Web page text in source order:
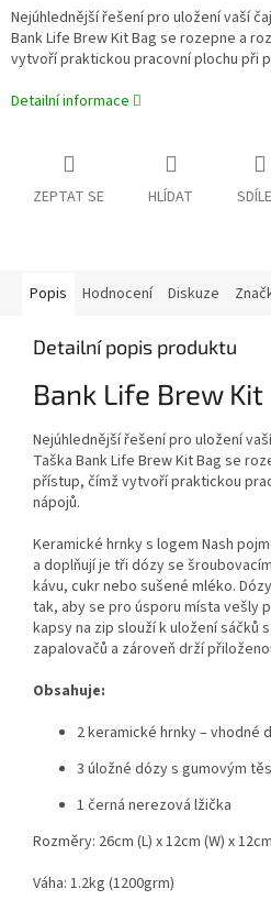
Nejúhlednější řešení pro uložení vaší
Bank Life Brew Kit Bag se rozepne a
vytvoří praktickou pracovní plochu při
Detailní informace
ZEPTAT SE HLÍDAT
Popis Hodnocení Diskuze
Detailní popis produktu
Bank Life Brew Kit
Nejúhlednější řešení pro uložení
Taška Bank Life Brew Kit Bag se
přístup, čímž vytvoří praktickou
nápojů.
Keramické hrnky s logem Nash
a doplňují je tři dózy se
kávu, cukr nebo sušené mléko.
tak, aby se pro úsporu místa vešly
kapsy na zip slouží k uložení sáčků
zapalovačů a zároveň drží
Obsahuje:
2 keramické hrnky – vhodné
3 úložné dózy s gumovým
1 černá nerezová lžička
Rozměry: 26cm (L) x 12cm (W) x
Váha: 1.2kg (1200grm)